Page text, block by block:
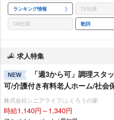
ランキング情報 TV出演
CM出演 歌詞
求人特集
NEW
「週3から可」調理スタ
可/介護付き有料老人ホーム/社会
株式会社シニアライフ/ふくろうの家
時給1,140円～1,340円